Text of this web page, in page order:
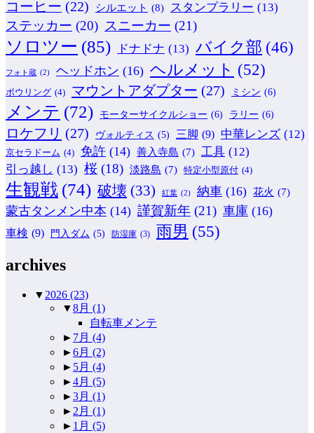
コーヒー (22) シルエット (8) スタンプラリー (13)
ステッカー (20) スニーカー (21)
ソロツー (85) ドナドナ (13) バイク部 (46)
フォト蔵 (2) ヘッドホン (16) ヘルメット (52)
ボウリング (4) マウントアダプター (27) ミシン (6)
メンテ (72) モーターサイクルショー (6) ラリー (6)
ロケフリ (27) ヴォルティス (5) 三脚 (9) 中華レンズ (12)
京セラドーム (4) 免許 (14) 善入寺島 (7) 工具 (12)
引っ越し (13) 桜 (18) 淡路島 (7) 特定小型原付 (4)
生観戦 (74) 破壊 (33) 紅葉 (2) 納車 (16) 花火 (7)
蒙古タンメン中本 (14) 謹賀新年 (21) 車庫 (16)
車検 (9) 門入ダム (5) 防湿庫 (3) 雨男 (55)
archives
▼ 2026 (23)
▼8月 (1)
自転車メンテ
► 7月 (4)
►6月 (2)
► 5月 (4)
►4月 (5)
►3月 (1)
► 2月 (1)
► 1月 (5)